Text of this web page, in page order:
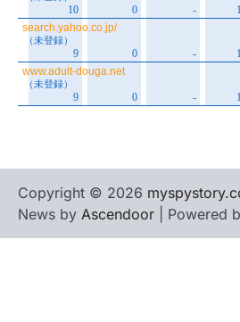
Copyright © 2026
News by Ascendoor | Powered